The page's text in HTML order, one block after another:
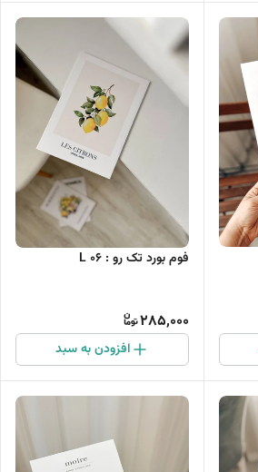
فوم بورد تک رو : L 06
285,000
افزودن به سبد